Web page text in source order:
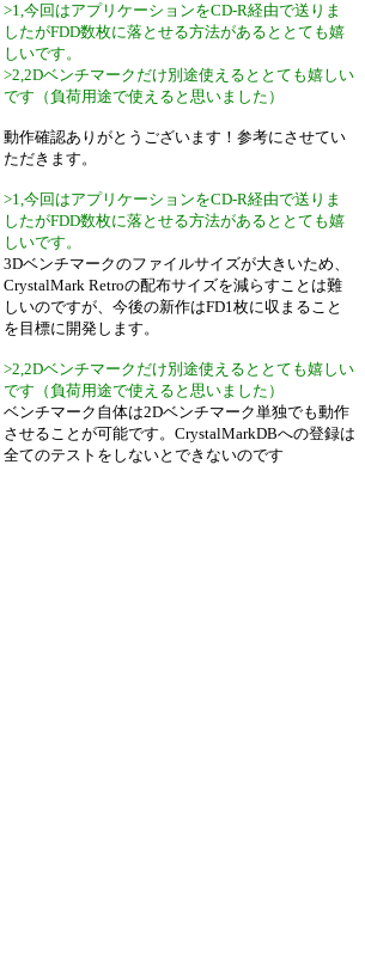
>1,今回はアプリケーションをCD-R経由で送りま
したがFDD数枚に落とせる方法があるととても嬉
しいです。
>2,2Dベンチマークだけ別途使えるととても嬉しい
です（負荷用途で使えると思いました）
動作確認ありがとうございます！参考にさせてい
ただきます。
>1,今回はアプリケーションをCD-R経由で送りま
したがFDD数枚に落とせる方法があるととても嬉
しいです。
3Dベンチマークのファイルサイズが大きいため、
CrystalMark Retroの配布サイズを減らすことは難
しいのですが、今後の新作はFD1枚に収まること
を目標に開発します。
>2,2Dベンチマークだけ別途使えるととても嬉しい
です（負荷用途で使えると思いました）
ベンチマーク自体は2Dベンチマーク単独でも動作
させることが可能です。CrystalMarkDBへの登録は
全てのテストをしないとできないのです